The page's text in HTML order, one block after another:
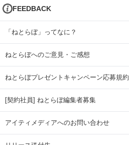
FEEDBACK
「ねとらぼ」ってなに？
ねとらぼへのご意見・ご感想
ねとらぼプレゼントキャンペーン応募規約
[契約社員] ねとらぼ編集者募集
アイティメディアへのお問い合わせ